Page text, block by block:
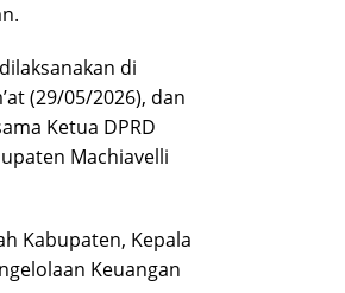
di
(29/05/2026), dan
Ketua DPRD
Machiavelli
Kabupaten, Kepala
Keuangan